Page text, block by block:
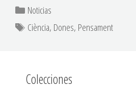
Noticias
Ciència, Dones, Pensament
Colecciones